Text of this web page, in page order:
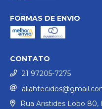
FORMAS DE ENVIO
CONTATO
21 97205-7275
Rua Aristides Lobo 80,